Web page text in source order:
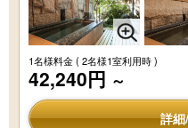
1名様料金( 2名様1室利用時 )
42,240円 ～
詳